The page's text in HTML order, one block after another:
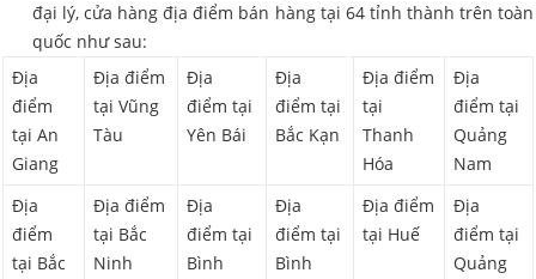
đại lý, cửa hàng địa điểm bán hàng tại 64 tỉnh thành trên toàn
quốc như sau:
Địa
điểm
tại An
Giang
Địa điểm
tại Vũng
Tàu
Địa
điểm tại
Yên Bái
Địa
điểm tại
Bắc Kạn
Địa điểm
tại
Thanh
Hóa
Địa
điểm tại
Quảng
Nam
Địa
điểm
tại Bắc
Địa điểm
tại Bắc
Ninh
Địa
điểm tại
Bình
Địa
điểm tại
Bình
Địa điểm
tại Huế
Địa
điểm tại
Quảng